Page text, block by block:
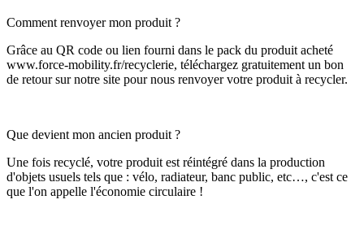
Comment renvoyer mon produit ?
Grâce au QR code ou lien fourni dans le pack du produit acheté
www.force-mobility.fr/recyclerie, téléchargez gratuitement un bon
de retour sur notre site pour nous renvoyer votre produit à recycler.
Que devient mon ancien produit ?
Une fois recyclé, votre produit est réintégré dans la production
d'objets usuels tels que : vélo, radiateur, banc public, etc…, c'est ce
que l'on appelle l'économie circulaire !